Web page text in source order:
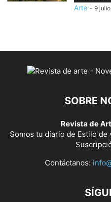
Arte - 9
SOBRE
Revista de
Somos tu diario de Estilo
Contáctanos: